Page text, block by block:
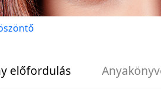
előfordulás